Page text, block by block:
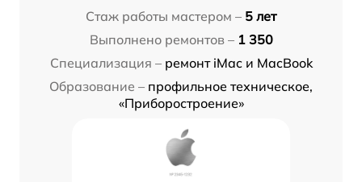
Стаж работы мастером – 5 лет
Выполнено ремонтов – 1 350
Специализация – ремонт iMac и MacBook
Образование – профильное техническое,
«Приборостроение»